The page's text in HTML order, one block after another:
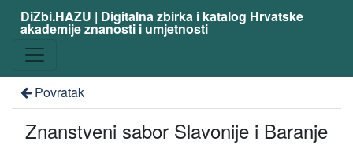
DiZbi.HAZU | Digitalna zbirka i katalog Hrvatske
akademije znanosti i umjetnosti
Povratak
Znanstveni sabor Slavonije i Baranje